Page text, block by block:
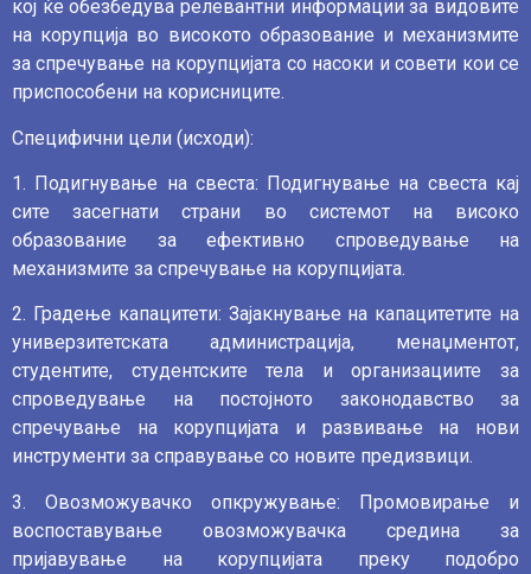
кој ќе обезбедува релевантни информации за видовите
на корупција во високото образование и механизмите
за спречување на корупцијата со насоки и совети кои се
приспособени на корисниците.
Специфични цели (исходи):
1. Подигнување на свеста: Подигнување на свеста кај
сите засегнати страни во системот на високо
образование за ефективно спроведување на
механизмите за спречување на корупцијата.
2. Градење капацитети: Зајакнување на капацитетите на
универзитетската администрација, менаџментот,
студентите, студентските тела и организациите за
спроведување на постојното законодавство за
спречување на корупцијата и развивање на нови
инструменти за справување со новите предизвици.
3. Овозможувачко опкружување: Промовирање и
воспоставување овозможувачка средина за
пријавување на корупцијата преку подобро